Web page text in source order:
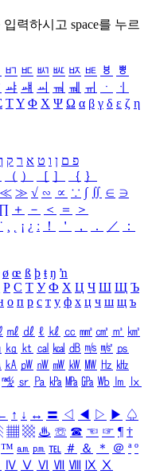
입력하시고 space를 누르
ㅲ ㅳ ㅴ ㅵ ㅶ ㅷ ㅸ
ㅹ
ㆇ ㆈ ㆉ ㆊ ㆋ ㆌ ㆍ
ㆎ
ΤΥ Φ Χ Ψ Ω α β γ δ ε ζ η
פ ם ן ו ט א ר ק
（ ） ［ ］ ｛ ｝
≪ ≫ √ ∽ ∝ ∵ ∫ ∬ ∈ ∋
∏ ＋ － ＜ ＝
＞
˙ ¸ ¡ ¿ ː ！ ＇ ， ． ／
：
ø œ ß þ ŧ ŋ ŉ
Р С Т У Ф Х Ц Ч Ш Щ Ъ
о п р с т у ф х ц ч ш щ ъ
㎖ ㎗ ℓ ㎘ ㏄ ㎣ ㎤ ㎥ ㎦
㎏ ㏏ ㎈ ㎉ ㏈ ㎧ ㎨ ㎰
㎄ ㎺ ㎻ ㎽ ㎾ ㎿ ㎐ ㎑
㎯ ㏛ ㎩ ㎪ ㎫ ㎬ ㏝ ㏐
㏓
↑ ↓ ↔ 〓 ◁ ◀ ▷ ▶ ♤
▦ ▩ ♨ ☏ ☎ ☜ ☞ ¶ †
™ ㏂ ㏘ ℡ ＃ ＆ ＊ ＠ ª º
Ⅳ Ⅴ Ⅵ Ⅶ Ⅷ Ⅸ Ⅹ